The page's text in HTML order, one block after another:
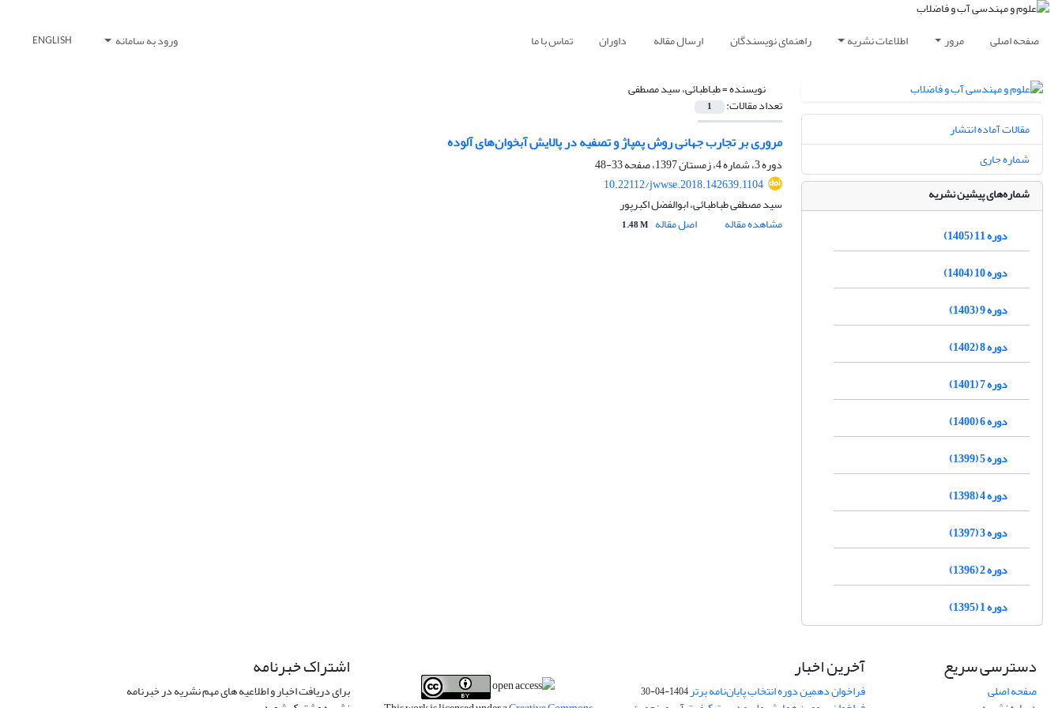
صفحه اصلی مرور اطلاعات نشریه راهنمای نویسندگان ارسال مقاله داوران تماس با ما ورود به سامانه ENGLISH
نویسنده =طباطبائی، سید مصطفی
تعداد مقالات: 1
مروری بر تجارب جهانی روش پمپاژ و تصفیه در پالایش آبخوان‌های آلوده
دوره 3، شماره 4، زمستان 1397، صفحه
33-48
10.22112/jwwse.2018.142639.1104
سید مصطفی طباطبائی، ابوالفضل اکبرپور
مشاهده مقاله
اصل مقاله 1.48 M
مقالات آماده انتشار
شماره جاری
شماره‌های پیشین نشریه
دوره 11 (1405)
دوره 10 (1404)
دوره 9 (1403)
دوره 8 (1402)
دوره 7 (1401)
دوره 6 (1400)
دوره 5 (1399)
دوره 4 (1398)
دوره 3 (1397)
دوره 2 (1396)
دوره 1 (1395)
دسترسی سریع
صفحه اصلی
آخرین اخبار
فراخوان دهمین دوره انتخاب پایان‌نامه برتر1404-04-30
اشتراک خبرنامه
برای دریافت اخبار و اطلاعیه های مهم نشریه در خبرنامه